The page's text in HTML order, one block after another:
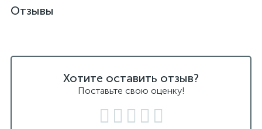
Отзывы
Хотите оставить отзыв?
Поставьте свою оценку!